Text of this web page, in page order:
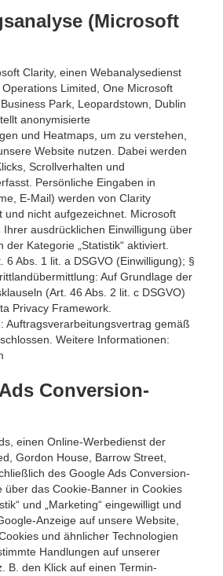
(Microsoft
Clarity, einen Webanalysedienst
Limited, One Microsoft
Park, Leopardstown, Dublin
anonymisierte
und Heatmaps, um zu verstehen,
Website nutzen. Dabei werden
Scrollverhalten und
Persönliche Eingaben in
E-Mail) werden von Clarity
und nicht aufgezeichnet. Microsoft
ausdrücklichen Einwilligung über
Kategorie „Statistik“ aktiviert.
6 Abs. 1 lit. a DSGVO (Einwilligung); §
Auf Grundlage der
(Art. 46 Abs. 2 lit. c DSGVO)
Privacy Framework.
Auftragsverarbeitungsvertrag gemäß
Weitere Informationen:
Conversion-
einen Online-Werbedienst der
Gordon House, Barrow Street,
des Google Ads Conversion-
über das Cookie-Banner in Cookies
und „Marketing“ eingewilligt und
Anzeige auf unsere Website,
und ähnlicher Technologien
Handlungen auf unserer
B. den Klick auf einen Termin-